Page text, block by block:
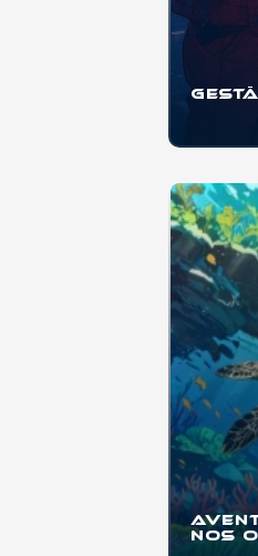
Se você
startups
nos